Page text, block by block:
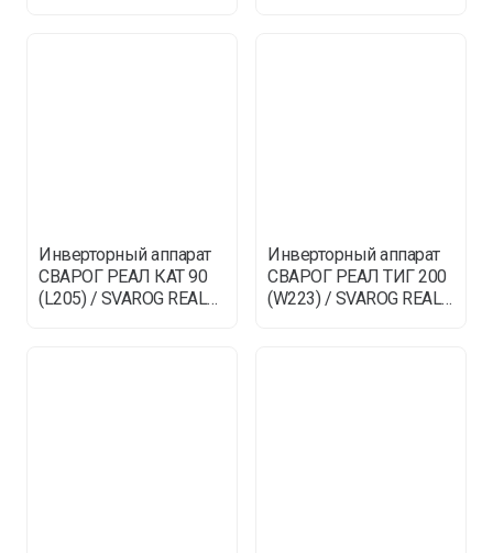
Инверторный аппарат
СВАРОГ РЕАЛ КАТ 90
(L205) / SVAROG REAL
Инверторный аппарат
СВАРОГ РЕАЛ ТИГ 200
(W223) / SVAROG REAL